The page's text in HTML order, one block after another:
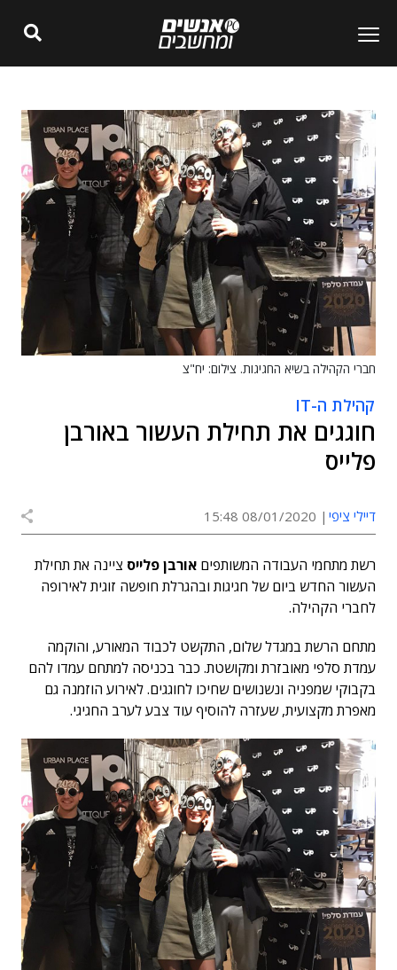
חברי הקהילה בשיא החגיגות. צילום: יח"צ
קהילת ה-IT
חוגגים את תחילת העשור באורבן
פלייס
דיילי ציפי 08/01/2020 15:48
רשת מתחמי העבודה המשותפים אורבן פלייס ציינה את תחילת
העשור החדש ביום של חגיגות ובהגרלת חופשה זוגית לאירופה
לחברי הקהילה.
מתחם הרשת במגדל שלום, התקשט לכבוד המאורע, והוקמה
עמדת סלפי מאובזרת ומקושטת. כבר בכניסה למתחם עמדו להם
בקבוקי שמפניה ונשנושים שחיכו לחוגגים. לאירוע הוזמנה גם
מאפרת מקצועית, שעזרה להוסיף עוד צבע לערב החגיגי.